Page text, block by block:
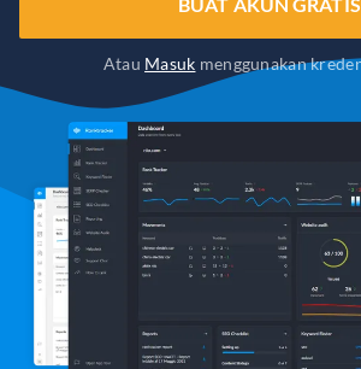
Atau Masuk menggunakan